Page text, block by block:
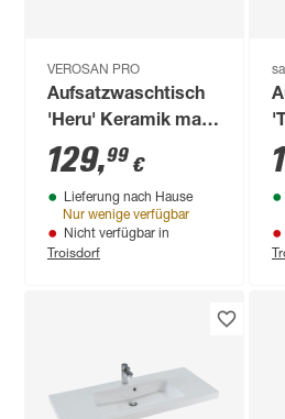
VEROSAN PRO
Aufsatzwaschtisch
'Heru' Keramik matt
light grey 44 x 44 x
10 cm
129,99 €
Lieferung nach Hause
Nur wenige verfügbar
Nicht verfügbar in
Troisdorf